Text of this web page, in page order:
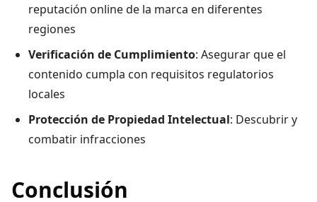
reputación online de la marca en diferentes
regiones
Verificación de Cumplimiento: Asegurar que el
contenido cumpla con requisitos regulatorios
locales
Protección de Propiedad Intelectual: Descubrir y
combatir infracciones
Conclusión